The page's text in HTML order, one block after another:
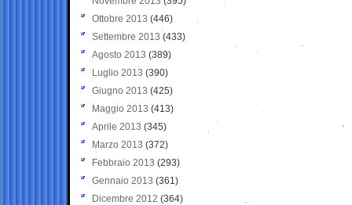
Ottobre 2013 (446)
Settembre 2013 (433)
Agosto 2013 (389)
Luglio 2013 (390)
Giugno 2013 (425)
Maggio 2013 (413)
Aprile 2013 (345)
Marzo 2013 (372)
Febbraio 2013 (293)
Gennaio 2013 (361)
Dicembre 2012 (364)